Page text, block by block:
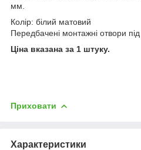
мм.
Колір: білий матовий
Передбачені монтажні отвори
Ціна вказана за 1 штуку.
Приховати
Характеристики